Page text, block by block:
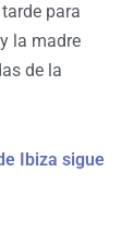
para
la madre
de la
Ibiza sigue